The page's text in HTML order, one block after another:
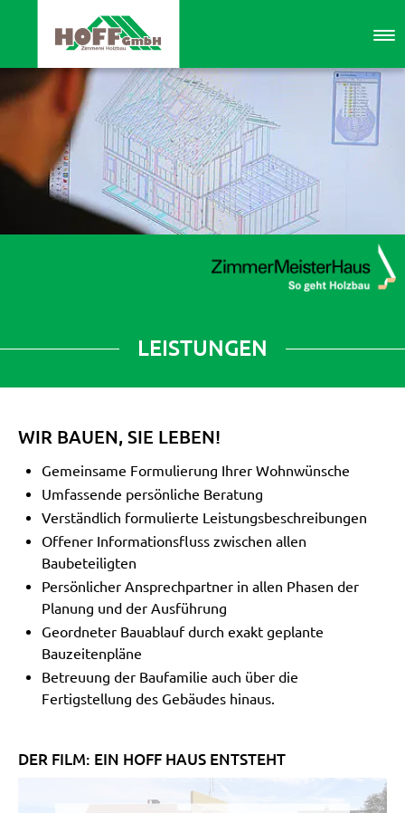
Springe direkt zu:
Hauptmenü
Inhalt
LEISTUNGEN
WIR BAUEN, SIE LEBEN!
Gemeinsame Formulierung Ihrer Wohnwünsche
Umfassende persönliche Beratung
Verständlich formulierte Leistungsbeschreibungen
Offener Informationsfluss zwischen allen
Baubeteiligten
Persönlicher Ansprechpartner in allen Phasen der
Planung und der Ausführung
Geordneter Bauablauf durch exakt geplante
Bauzeitenpläne
Betreuung der Baufamilie auch über die
Fertigstellung des Gebäudes hinaus.
DER FILM: EIN HOFF HAUS ENTSTEHT